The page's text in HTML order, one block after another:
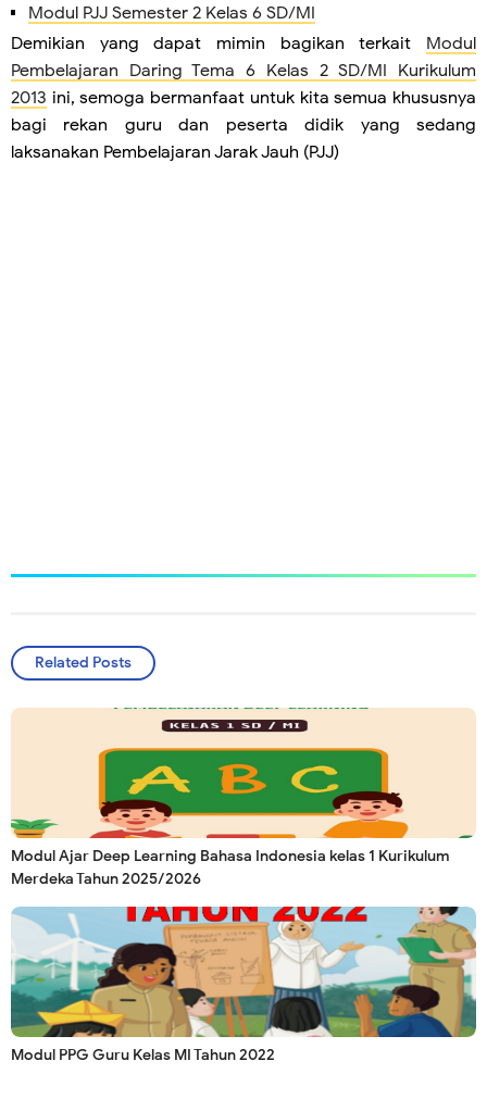
Modul PJJ Semester 2 Kelas 6 SD/MI
Demikian yang dapat mimin bagikan terkait Modul
Pembelajaran Daring Tema 6 Kelas 2 SD/MI Kurikulum
2013 ini, semoga bermanfaat untuk kita semua khususnya
bagi rekan guru dan peserta didik yang sedang
laksanakan Pembelajaran Jarak Jauh (PJJ)
Related Posts
Modul Ajar Deep Learning Bahasa Indonesia kelas 1 Kurikulum
Merdeka Tahun 2025/2026
Modul PPG Guru Kelas MI Tahun 2022